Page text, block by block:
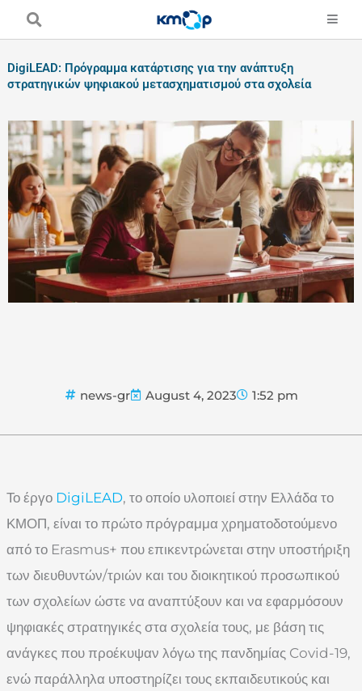
DigiLEAD: Πρόγραμμα κατάρτισης για την ανάπτυξη
στρατηγικών ψηφιακού μετασχηματισμού στα σχολεία
news-gr August 4, 2023 1:52 pm
Το έργο DigiLEAD, το οποίο υλοποιεί στην Ελλάδα το
ΚΜΟΠ, είναι το πρώτο πρόγραμμα χρηματοδοτούμενο
από το Erasmus+ που επικεντρώνεται στην υποστήριξη
των διευθυντών/τριών και του διοικητικού προσωπικού
των σχολείων ώστε να αναπτύξουν και να εφαρμόσουν
ψηφιακές στρατηγικές στα σχολεία τους, με βάση τις
ανάγκες που προέκυψαν λόγω της πανδημίας Covid-19,
ενώ παράλληλα υποστηρίζει τους εκπαιδευτικούς και